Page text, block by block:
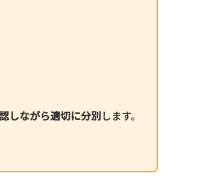
しながら適切に分別します。